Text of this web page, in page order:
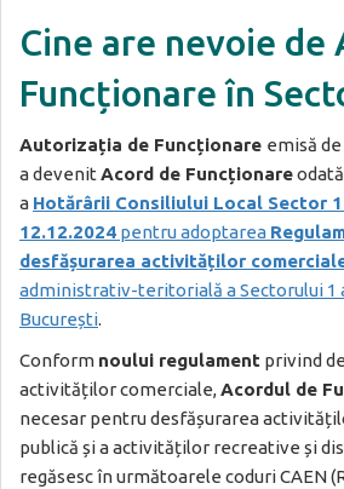
Cine are nevoie de
Funcționare în
Autorizația de Funcționare emisă
a devenit Acord de Funcționare
a Hotărârii Consiliului Local Sector 1
12.12.2024 pentru adoptarea
desfășurarea activităților
administrativ-teritorială a Sectorului 1
București.
Conform noului regulament privind
activităților comerciale,Acordul de
necesar pentru desfășurarea
publică și a activităților recreative și
regăsesc în următoarele coduri CAEN